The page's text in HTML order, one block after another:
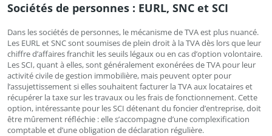
Sociétés de personnes : EURL, SNC et SCI
Dans les sociétés de personnes, le mécanisme de TVA est plus nuancé.
Les EURL et SNC sont soumises de plein droit à la TVA dès lors que leur
chiffre d’affaires franchit les seuils légaux ou en cas d’option volontaire.
Les SCI, quant à elles, sont généralement exonérées de TVA pour leur
activité civile de gestion immobilière, mais peuvent opter pour
l’assujettissement si elles souhaitent facturer la TVA aux locataires et
récupérer la taxe sur les travaux ou les frais de fonctionnement. Cette
option, intéressante pour les SCI détenant du foncier d’entreprise, doit
être mûrement réfléchie : elle s’accompagne d’une complexification
comptable et d’une obligation de déclaration régulière.